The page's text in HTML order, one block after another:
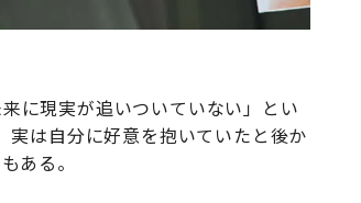
に現実が追いついていない」とい
実は自分に好意を抱いていたと後か
ある。